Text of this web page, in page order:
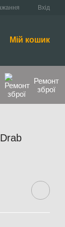
Вхід
Мій кошик
Ремонт
зброї